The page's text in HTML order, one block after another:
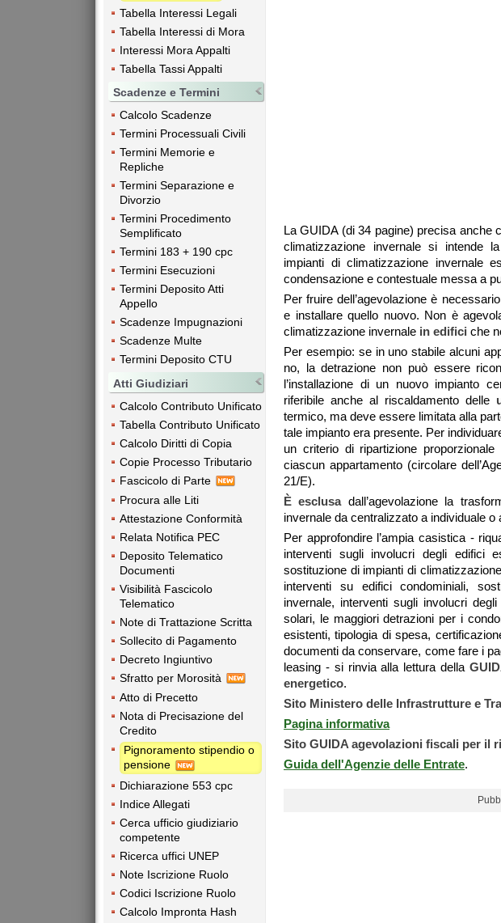
Tabella Interessi Legali
Tabella Interessi di Mora
Interessi Mora Appalti
Tabella Tassi Appalti
Scadenze e Termini
Calcolo Scadenze
Termini Processuali Civili
Termini Memorie e
Repliche
Termini Separazione e
Divorzio
Termini Procedimento
Semplificato
Termini 183 + 190 cpc
Termini Esecuzioni
Termini Deposito Atti
Appello
Scadenze Impugnazioni
Scadenze Multe
Termini Deposito CTU
Atti Giudiziari
Calcolo Contributo Unificato
Tabella Contributo Unificato
Calcolo Diritti di Copia
Copie Processo Tributario
Fascicolo di Parte
Procura alle Liti
Attestazione Conformità
Relata Notifica PEC
Deposito Telematico
Documenti
Visibilità Fascicolo
Telematico
Note di Trattazione Scritta
Sollecito di Pagamento
Decreto Ingiuntivo
Sfratto per Morosità
Atto di Precetto
Nota di Precisazione del
Credito
Pignoramento stipendio o
pensione
Dichiarazione 553 cpc
Indice Allegati
Cerca ufficio giudiziario
competente
Ricerca uffici UNEP
Note Iscrizione Ruolo
Codici Iscrizione Ruolo
Calcolo Impronta Hash
La GUIDA (di 34 pagine) precisa anche
climatizzazione invernale si intende la
impianti di climatizzazione invernale
condensazione e contestuale messa a
Per fruire dell’agevolazione è
e installare quello nuovo. Non è
climatizzazione invernale in edifici che
Per esempio: se in uno stabile alcuni
no, la detrazione non può essere
l’installazione di un nuovo impianto
riferibile anche al riscaldamento delle
termico, ma deve essere limitata alla
tale impianto era presente. Per
un criterio di ripartizione
ciascun appartamento (circolare
21/E).
È esclusadall’agevolazione la
invernale da centralizzato a individuale o
Per approfondire l’ampia casistica -
interventi sugli involucri degli edifici
sostituzione di impianti di
interventi su edifici condominiali,
invernale, interventi sugli involucri
solari, le maggiori detrazioni per i
esistenti, tipologia di spesa,
documenti da conservare, come fare i
leasing - si rinvia alla lettura della
energetico.
Sito Ministero delle Infrastrutture e
Pagina informativa
Sito GUIDA agevolazioni fiscali per il
Guida dell'Agenzie delle Entrate.